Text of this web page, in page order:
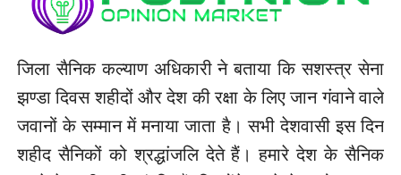
जिला सैनिक कल्याण अधिकारी ने बताया कि सशस्त्र सेना
झण्डा दिवस शहीदों और देश की रक्षा के लिए जान गंवाने वाले
जवानों के सम्मान में मनाया जाता है। सभी देशवासी इस दिन
शहीद सैनिकों को श्रद्धांजलि देते हैं। हमारे देश के सैनिक